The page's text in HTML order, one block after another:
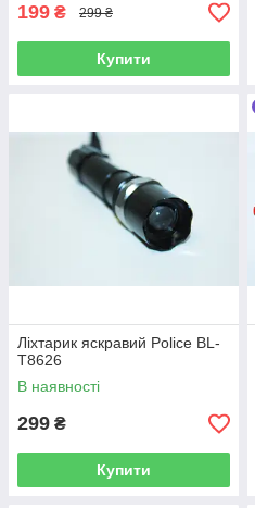
199 ₴ 299 ₴
Купити
Ліхтарик яскравий Police BL-
Т8626
В наявності
299 ₴
Купити